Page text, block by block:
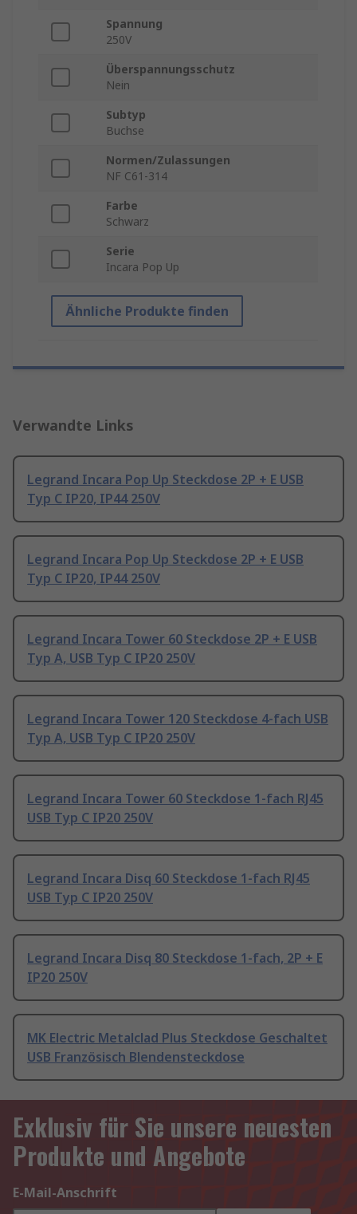
Spannung
250V
Überspannungsschutz
Nein
Subtyp
Buchse
Normen/Zulassungen
NF C61-314
Farbe
Schwarz
Serie
Incara Pop Up
Ähnliche Produkte finden
Verwandte Links
Legrand Incara Pop Up Steckdose 2P + E USB
Typ C IP20, IP44 250V
Legrand Incara Pop Up Steckdose 2P + E USB
Typ C IP20, IP44 250V
Legrand Incara Tower 60 Steckdose 2P + E USB
Typ A, USB Typ C IP20 250V
Legrand Incara Tower 120 Steckdose 4-fach USB
Typ A, USB Typ C IP20 250V
Legrand Incara Tower 60 Steckdose 1-fach RJ45
USB Typ C IP20 250V
Legrand Incara Disq 60 Steckdose 1-fach RJ45
USB Typ C IP20 250V
Legrand Incara Disq 80 Steckdose 1-fach, 2P + E
IP20 250V
MK Electric Metalclad Plus Steckdose Geschaltet
USB Französisch Blendensteckdose
Exklusiv für Sie unsere neuesten
Produkte und Angebote
E-Mail-Anschrift